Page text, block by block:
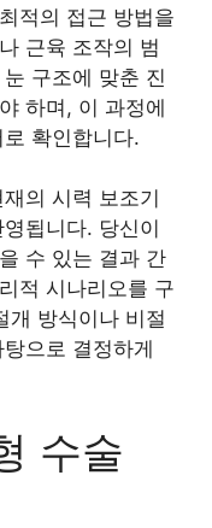
적의 접근 방법을
근육 조작의 범
구조에 맞춘 진
하며, 이 과정에
확인합니다.
의 시력 보조기
됩니다. 당신이
수 있는 결과 간
적 시나리오를 구
개 방식이나 비절
으로 결정하게
수술